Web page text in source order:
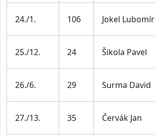
24./1. 106 Jokel Lubomír
25./12. 24 Šikola Pavel
26./6. 29 Surma David
27./13. 35 Červák Jan